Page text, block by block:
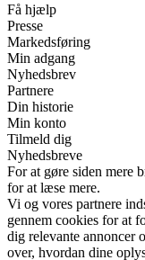
Få hjælp
Presse
Markedsføring
Min adgang
Nyhedsbrev
Partnere
Din historie
Min konto
Tilmeld dig
Nyhedsbreve
For at gøre siden mere
for at læse mere.
Vi og vores partnere
gennem cookies for at
dig relevante annoncer
over, hvordan dine